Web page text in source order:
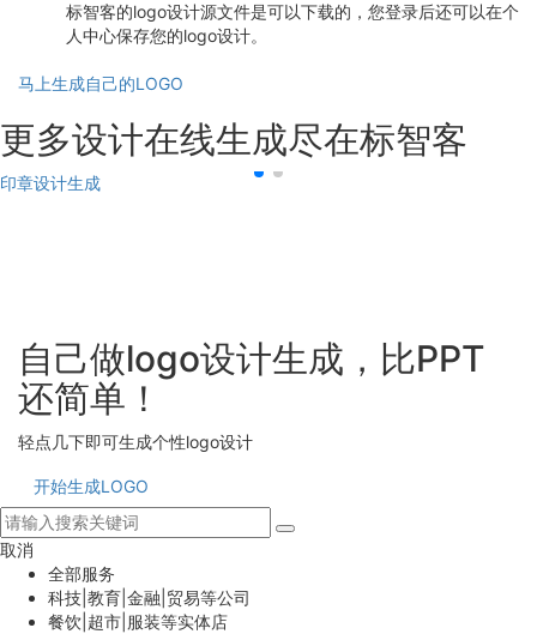
标智客的logo设计源文件是可以下载的，您登录后还可以在个
人中心保存您的logo设计。
马上生成自己的LOGO
更多设计在线生成尽在标智客
印章设计生成
自己做logo设计生成，比PPT
还简单！
轻点几下即可生成个性logo设计
开始生成LOGO
取消
全部服务
科技|教育|金融|贸易等公司
餐饮|超市|服装等实体店